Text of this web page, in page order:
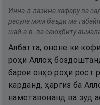
Инна-л-лазӣна кафару ва
расула мим баъди ма
шай-а-в- ва саюҳбиту
Албатта, ононе ки
роҳи Аллоҳ
барои онҳо роҳи рост
карданд, ҳаргиз ба
наметавонанд ва зуд